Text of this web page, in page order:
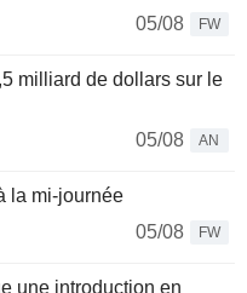
05/08
FW
milliard de dollars sur le
05/08
AN
la mi-journée
05/08
FW
une introduction en